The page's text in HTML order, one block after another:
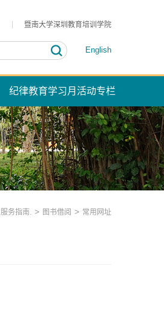
暨南大学深圳教育培训学院
English
纪律教育学习月活动专栏
服务指南. > 图书借阅 > 常用网址